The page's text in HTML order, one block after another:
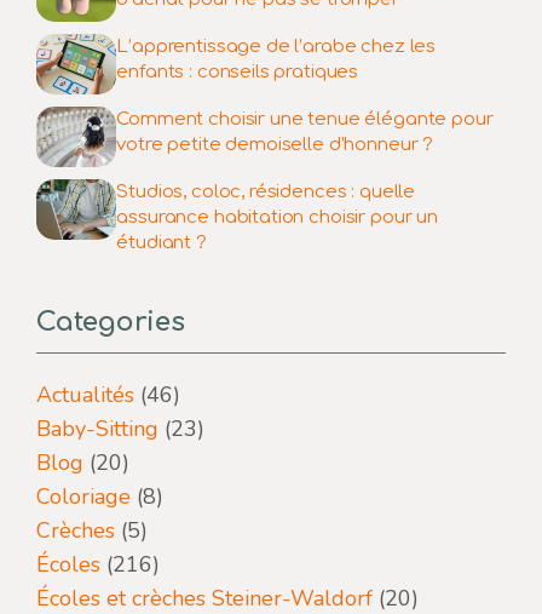
L’apprentissage de l’arabe chez les
enfants : conseils pratiques
Comment choisir une tenue élégante pour
votre petite demoiselle d’honneur ?
Studios, coloc, résidences : quelle
assurance habitation choisir pour un
étudiant ?
Categories
Actualités (46)
Baby-Sitting (23)
Blog (20)
Coloriage (8)
Crèches (5)
Écoles (216)
Écoles et crèches Steiner-Waldorf (20)